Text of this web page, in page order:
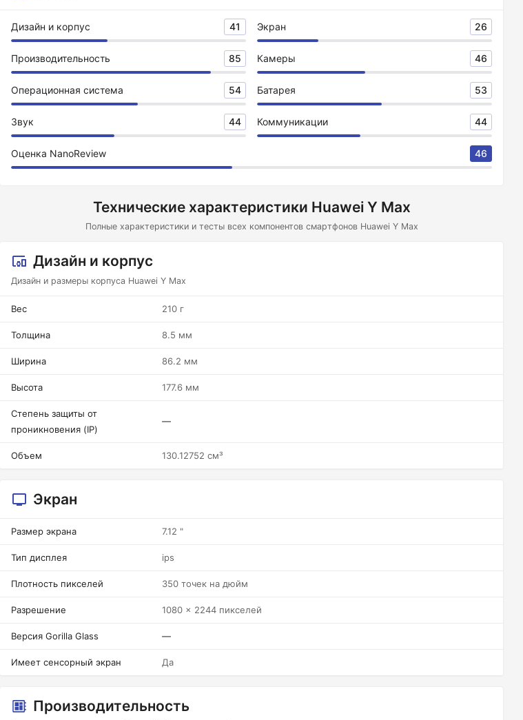
Дизайн и корпус 41 Экран 26
Производительность 85 Камеры 46
Операционная система 54 Батарея 53
Звук 44 Коммуникации 44
Оценка NanoReview 46
Технические характеристики Huawei Y Max
Полные характеристики и тесты всех компонентов смартфонов Huawei Y Max
Дизайн и корпус
Дизайн и размеры корпуса Huawei Y Max
Вес 210 г
Толщина 8.5 мм
Ширина 86.2 мм
Высота 177.6 мм
Степень защиты от
проникновения (IP)
—
Объем 130.12752 см³
Экран
Размер экрана 7.12 "
Тип дисплея ips
Плотность пикселей 350 точек на дюйм
Разрешение 1080 x 2244 пикселей
Версия Gorilla Glass —
Имеет сенсорный экран Да
Производительность